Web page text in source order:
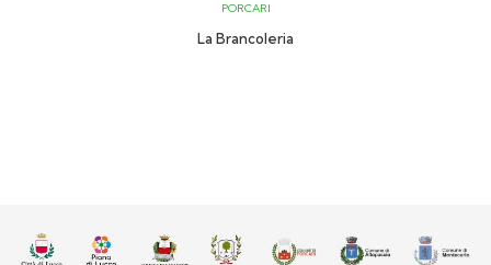
PORCARI
La Brancoleria